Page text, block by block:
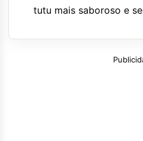
tutu mais saboroso e